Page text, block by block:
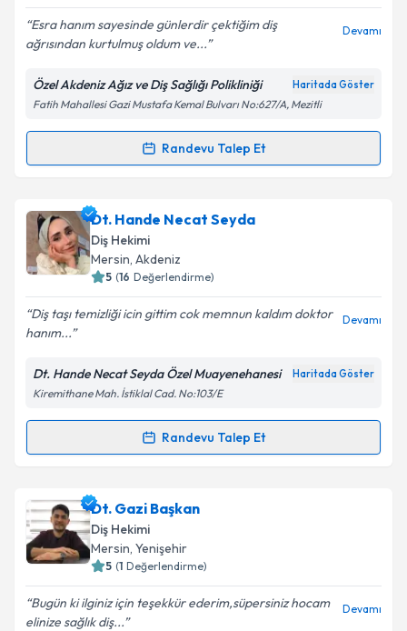
Kişisel verilerimin işlenmesine ilişkin
Aydınlatma
Metni'ni okudum ve kişisel verilerimin belirtilen
kapsamda işlenmesini kabul ediyorum.
Esra hanım sayesinde günlerdir çektiğim diş
ağrısından kurtulmuş oldum ve...
Devamı
Özel Akdeniz Ağız ve Diş Sağlığı Polikliniği Haritada Göster
Fatih Mahallesi Gazi Mustafa Kemal Bulvarı No:627/A, Mezitli
Randevu Talep Et
Randevu Takvimi Talebi
Dt. Esra BALiçin randevu takvimi talebi oluşturun.
Size bu uzmandan randevu almanız için bir takvim
hazırlandığında e-posta ile bilgilendireceğiz.
Kişisel verilerimin işlenmesine ilişkin
Aydınlatma
Metni'ni okudum ve kişisel verilerimin belirtilen
kapsamda işlenmesini kabul ediyorum.
Dt. Hande Necat Seyda
Diş Hekimi
Mersin, Akdeniz
5 (16 Değerlendirme)
Diş taşı temizliği icin gittim cok memnun kaldım doktor
hanım...
Devamı
Dt. Hande Necat Seyda Özel Muayenehanesi Haritada Göster
Kiremithane Mah. İstiklal Cad. No:103/E
Randevu Talep Et
Randevu Takvimi Talebi
Dt. Hande Necat Seyda
oluşturun. Size bu uzmandan randevu almanız için bir
takvim hazırlandığında e-posta ile bilgilendireceğiz.
Dt. Gazi Başkan
Diş Hekimi
Mersin, Yenişehir
5 (1 Değerlendirme)
Bugün ki ilginiz için teşekkür ederim,süpersiniz hocam
elinize sağlık diş...
Devamı